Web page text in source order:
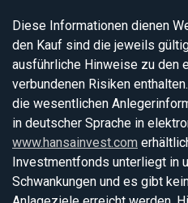
Diese Informationen dienen
den Kauf sind die jeweils
ausführliche Hinweise zu den
verbundenen Risiken
die wesentlichen
in deutscher Sprache in
www.hansainvest.com
Investmentfonds unterliegt in
Schwankungen und es gibt